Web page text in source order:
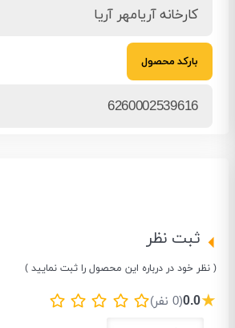
کارخانه آریامهر آریا
بارکد محصول
6260002539616
ثبت نظر
( نظر خود در درباره این محصول را ثبت نمایید )
★
0.0(0 نفر)